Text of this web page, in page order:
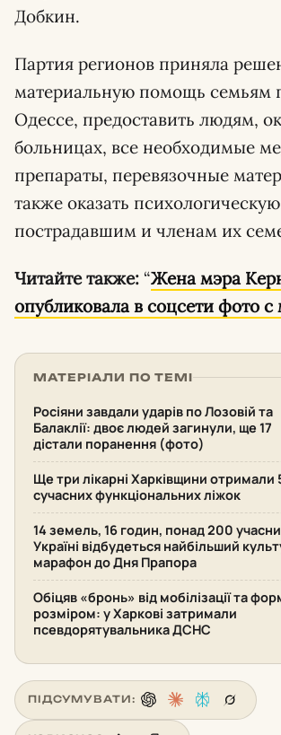
Добкин.
Партия регионов приняла
материальную помощь семьям
Одессе, предоставить людям,
больницах, все необходимые
препараты, перевязочные
также оказать
пострадавшим и членам их
Читайте также: “Жена мэра
опубликовала в соцсети фото
МАТЕРІАЛИ ПО ТЕМІ
Росіяни завдали ударів по Лозовій та
Балаклії: двоє людей загинули, ще 17
дістали поранення (фото)
Ще три лікарні Харківщини отримали
сучасних функціональних ліжок
14 земель, 16 годин, понад 200
Україні відбудеться найбільший
марафон до Дня Прапора
Обіцяв «бронь» від мобілізації та
розміром: у Харкові затримали
псевдорятувальника ДСНС
ПІДСУМУВАТИ: